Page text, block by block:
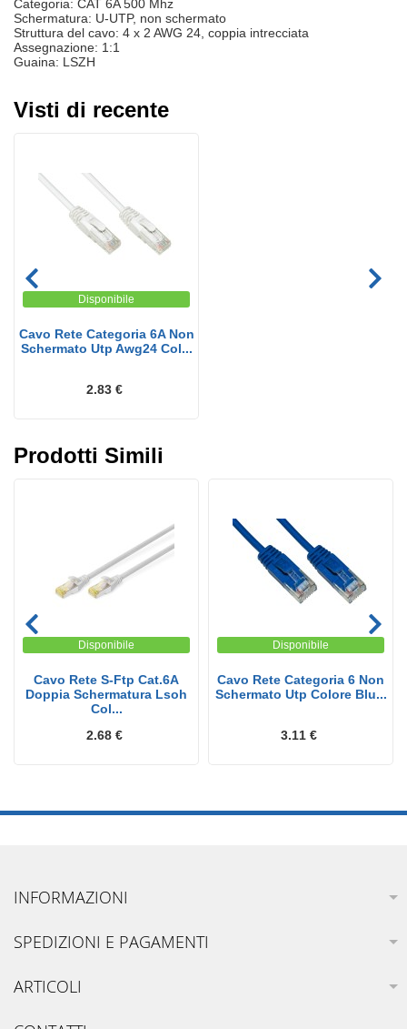
Categoria: CAT 6A 500 Mhz
Schermatura: U-UTP, non schermato
Struttura del cavo: 4 x 2 AWG 24, coppia intrecciata
Assegnazione: 1:1
Guaina: LSZH
Visti di recente
Disponibile
Cavo Rete Categoria 6A Non
Schermato Utp Awg24 Col...
2.83 €
Prodotti Simili
Disponibile
Cavo Rete S-Ftp Cat.6A
Doppia Schermatura Lsoh
Col...
2.68 €
Disponibile
Cavo Rete Categoria 6 Non
Schermato Utp Colore Blu...
3.11 €
INFORMAZIONI
SPEDIZIONI E PAGAMENTI
ARTICOLI